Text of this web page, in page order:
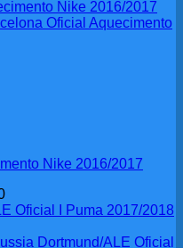
Nike 2016/2017